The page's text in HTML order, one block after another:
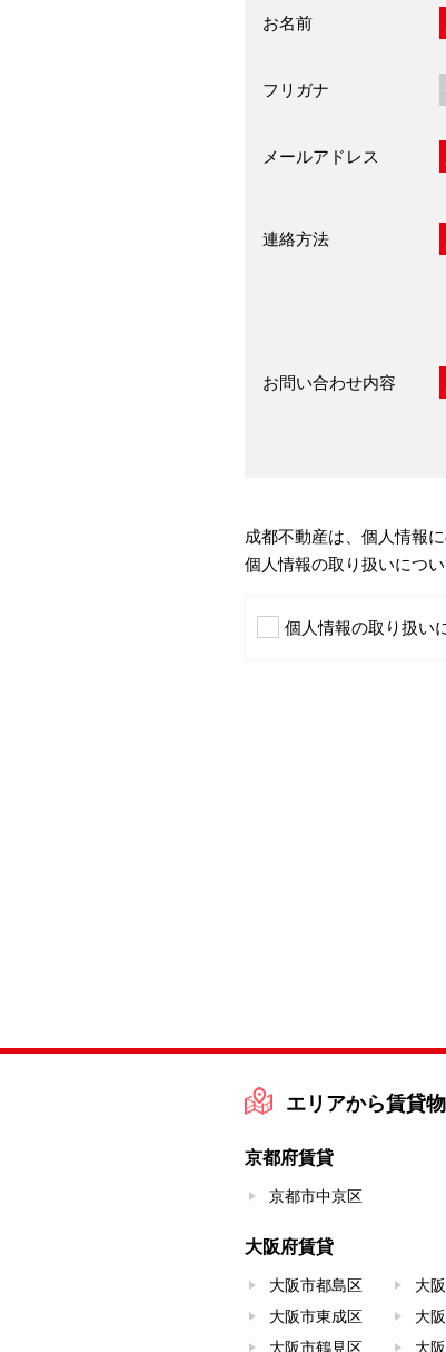
お名前
フリガナ
メールアドレス
連絡方法
お問い合わせ内容
成都不動産は、個人情報
個人情報の取り扱いについ
個人情報の取り扱い
エリアから賃貸
京都府賃貸
京都市中京区
大阪府賃貸
大阪市都島区 大
大阪市東成区
大
大阪市鶴見区
大